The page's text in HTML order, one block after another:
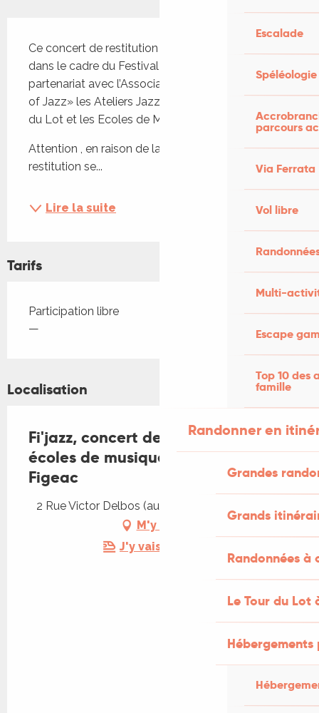
Escalade
Spéléologie
parcours
Via Ferrata
Vol libre
Multi-
Escape
Top 10 des
famille
Randonner en
Grandes
Grands
Randonnées
Le Tour du Lot
Ce concert de restitution de la médiation Jazz
dans le cadre du Festival de Jazz « Fi'jazz» en
partenariat avec l’Association Envie de Jazz , «Lot
of Jazz» les Ateliers Jazz des Ecoles de Musique
du Lot et les Ecoles de Musique du Lot.
Attention , en raison de la météo, le concert de
restitution se...
Lire la suite
Tarifs
Tarifs 2026
Participation libre
—
Localisation
Fi'jazz, concert de restitution des
écoles de musiques du Lot à
Figeac
2 Rue Victor Delbos (auditorium), 46100 Figeac
M'y rendre
J'y vais en train !